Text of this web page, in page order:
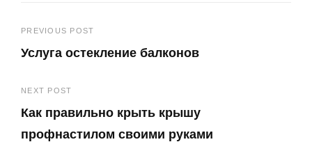
Навигация
по
записям
PREVIOUS POST
Услуга остекление балконов
Post
NEXT POST
Как правильно крыть крышу
профнастилом своими руками